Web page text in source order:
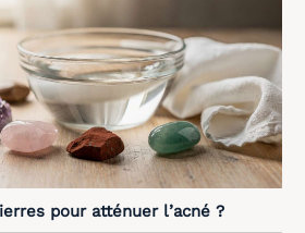
pour atténuer l’acné ?